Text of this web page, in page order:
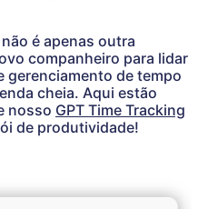
é apenas outra
companheiro para lidar
gerenciamento de tempo
cheia. Aqui estão
nosso GPT Time Tracking
de produtividade!